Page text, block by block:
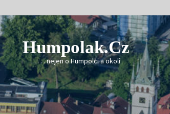
Humpolak.cz
. . . . . nejen o Humpolci a okolí